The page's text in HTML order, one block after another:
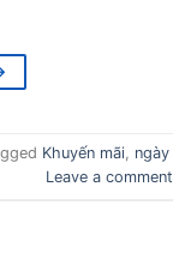
Khuyến mãi ngày
Leave a comment